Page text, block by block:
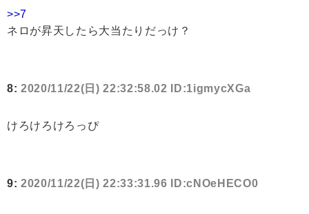
>>7
ネロが昇天したら大当たりだっけ？
8: 2020/11/22(日) 22:32:58.02 ID:1igmycXGa
けろけろけろっぴ
9: 2020/11/22(日) 22:33:31.96 ID:cNOeHECO0